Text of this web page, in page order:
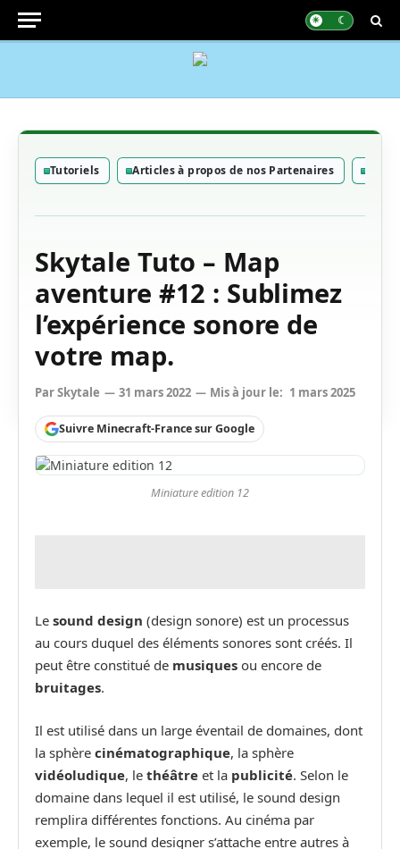
Tutoriels Articles à propos de nos Partenaires
Skytale Tuto – Map
aventure #12 : Sublimez
l’expérience sonore de
votre map.
ParSkytale 31 mars 2022 Mis à jour le: 1 mars 2025
Suivre Minecraft-France sur Google
Miniature edition 12
Le sound design (design sonore) est un processus
au cours duquel des éléments sonores sont créés. Il
peut être constitué de musiques ou encore de
bruitages.
Il est utilisé dans un large éventail de domaines, dont
la sphère cinématographique, la sphère
vidéoludique, le théâtre et la publicité. Selon le
domaine dans lequel il est utilisé, le sound design
remplira différentes fonctions. Au cinéma par
exemple, le sound designer s’attache entre autres à